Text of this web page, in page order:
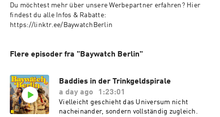
Du möchtest mehr über unsere Werbepartner erfahren? Hier
findest du alle Infos & Rabatte:
https://linktr.ee/BaywatchBerlin
Flere episoder fra "Baywatch Berlin"
Baddies in der Trinkgeldspirale
a day ago
1:23:01
Vielleicht geschieht das Universum nicht
nacheinander, sondern vollständig zugleich.